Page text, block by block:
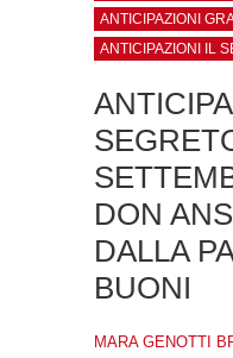
ANTICIPAZIONI
ANTICIPAZIONI IL
DON
DALLA
BUONI
MARA GENOTTI